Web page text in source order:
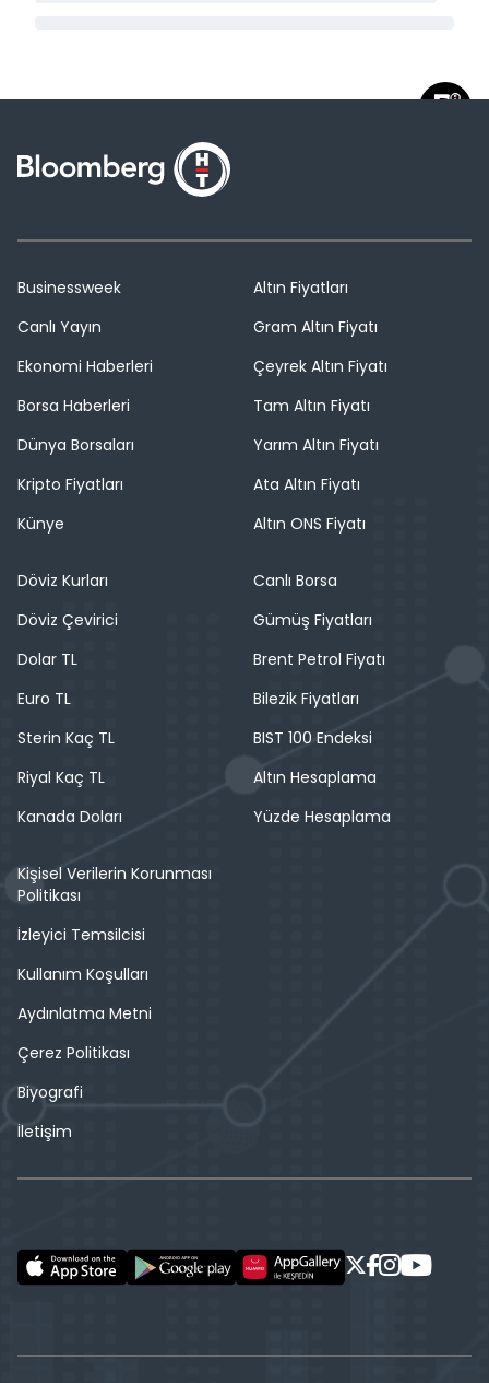
Businessweek
Canlı Yayın
Ekonomi Haberleri
Borsa Haberleri
Dünya Borsaları
Kripto Fiyatları
Künye
Altın Fiyatları
Gram Altın Fiyatı
Çeyrek Altın Fiyatı
Tam Altın Fiyatı
Yarım Altın Fiyatı
Ata Altın Fiyatı
Altın ONS Fiyatı
Döviz Kurları
Döviz Çevirici
Dolar TL
Euro TL
Sterin Kaç TL
Riyal Kaç TL
Kanada Doları
Canlı Borsa
Gümüş Fiyatları
Brent Petrol Fiyatı
Bilezik Fiyatları
BIST 100 Endeksi
Altın Hesaplama
Yüzde Hesaplama
Kişisel Verilerin Korunması
Politikası
İzleyici Temsilcisi
Kullanım Koşulları
Aydınlatma Metni
Çerez Politikası
Biyografi
İletişim